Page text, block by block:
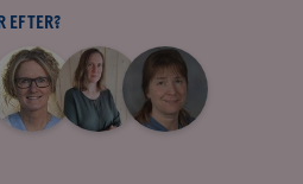
EFTER?
|
Maria
Edegran
|
Yvette
Andersson